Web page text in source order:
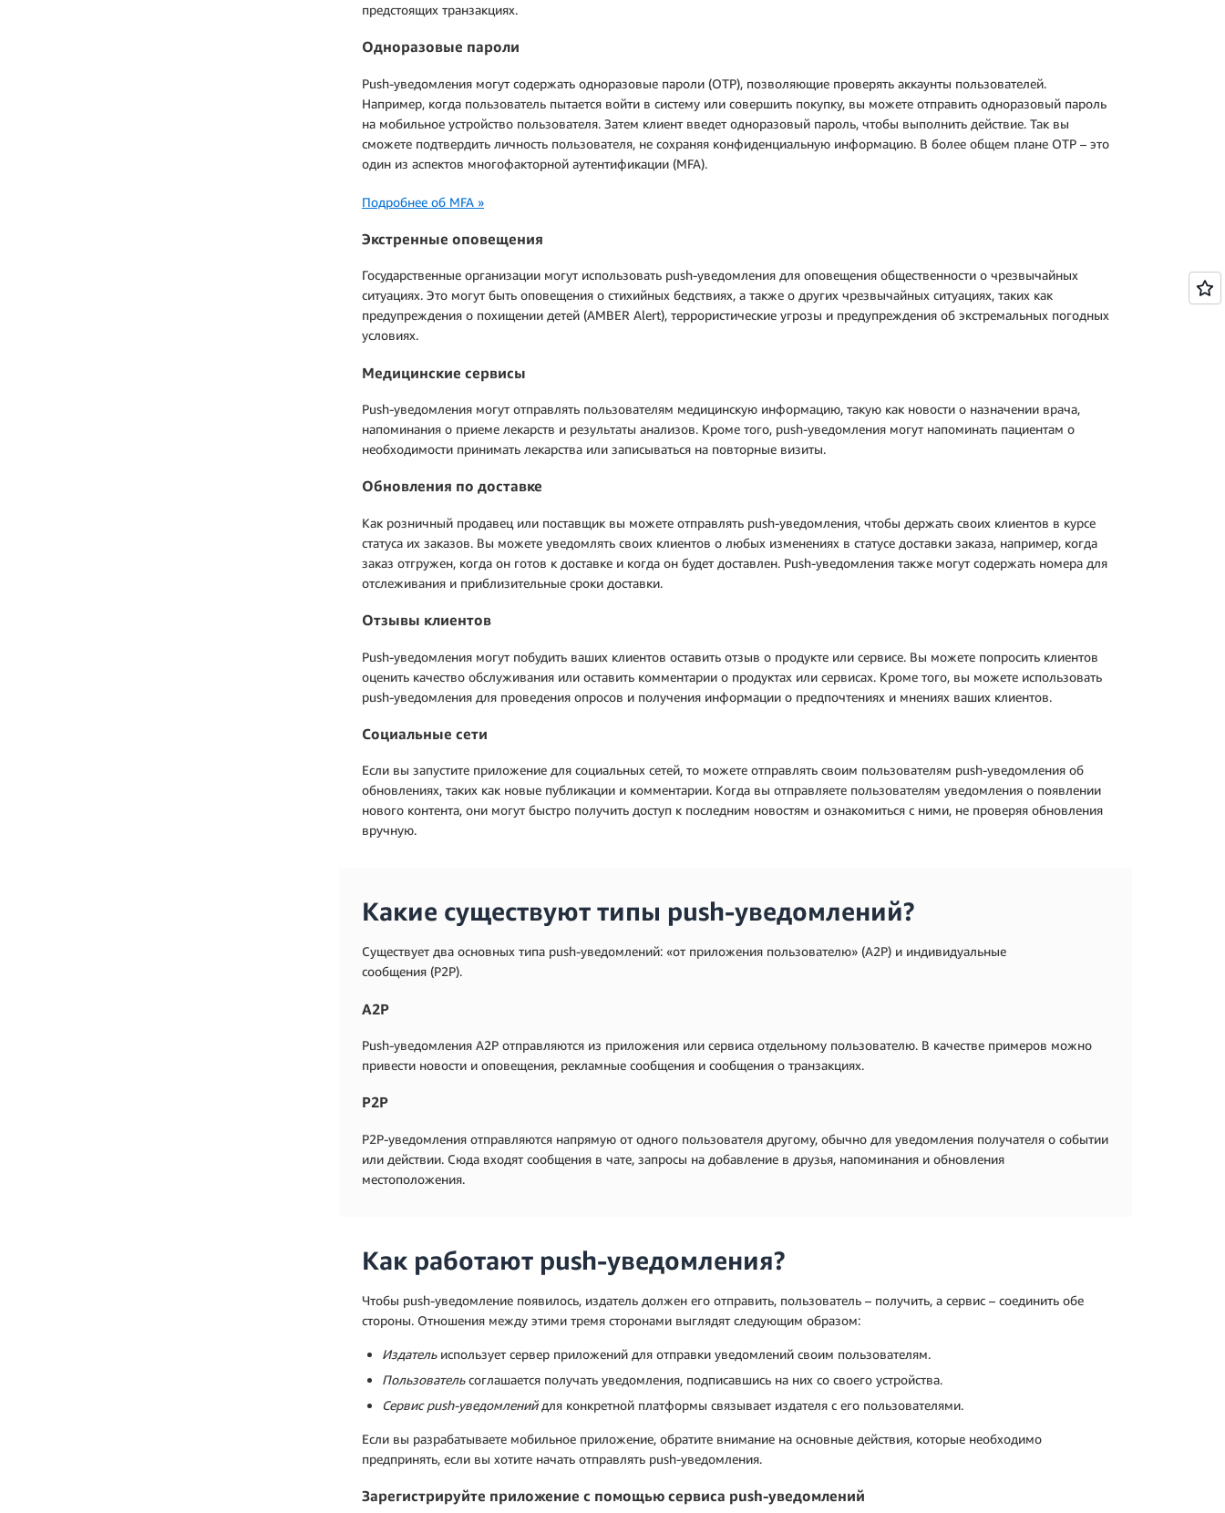
предстоящих транзакциях.
Одноразовые пароли
Push-уведомления могут содержать одноразовые пароли (OTP), позволяющие проверять аккаунты пользователей.
Например, когда пользователь пытается войти в систему или совершить покупку, вы можете отправить одноразовый пароль
на мобильное устройство пользователя. Затем клиент введет одноразовый пароль, чтобы выполнить действие. Так вы
сможете подтвердить личность пользователя, не сохраняя конфиденциальную информацию. В более общем плане OTP – это
один из аспектов многофакторной аутентификации (MFA).
Подробнее об MFA »
Экстренные оповещения
Государственные организации могут использовать push-уведомления для оповещения общественности о чрезвычайных
ситуациях. Это могут быть оповещения о стихийных бедствиях, а также о других чрезвычайных ситуациях, таких как
предупреждения о похищении детей (AMBER Alert), террористические угрозы и предупреждения об экстремальных погодных
условиях.
Медицинские сервисы
Push-уведомления могут отправлять пользователям медицинскую информацию, такую как новости о назначении врача,
напоминания о приеме лекарств и результаты анализов. Кроме того, push-уведомления могут напоминать пациентам о
необходимости принимать лекарства или записываться на повторные визиты.
Обновления по доставке
Как розничный продавец или поставщик вы можете отправлять push-уведомления, чтобы держать своих клиентов в курсе
статуса их заказов. Вы можете уведомлять своих клиентов о любых изменениях в статусе доставки заказа, например, когда
заказ отгружен, когда он готов к доставке и когда он будет доставлен. Push-уведомления также могут содержать номера для
отслеживания и приблизительные сроки доставки.
Отзывы клиентов
Push-уведомления могут побудить ваших клиентов оставить отзыв о продукте или сервисе. Вы можете попросить клиентов
оценить качество обслуживания или оставить комментарии о продуктах или сервисах. Кроме того, вы можете использовать
push-уведомления для проведения опросов и получения информации о предпочтениях и мнениях ваших клиентов.
Социальные сети
Если вы запустите приложение для социальных сетей, то можете отправлять своим пользователям push-уведомления об
обновлениях, таких как новые публикации и комментарии. Когда вы отправляете пользователям уведомления о появлении
нового контента, они могут быстро получить доступ к последним новостям и ознакомиться с ними, не проверяя обновления
вручную.
Какие существуют типы push-уведомлений?
Существует два основных типа push-уведомлений: «от приложения пользователю» (A2P) и индивидуальные
сообщения (P2P).
A2P
Push-уведомления A2P отправляются из приложения или сервиса отдельному пользователю. В качестве примеров можно
привести новости и оповещения, рекламные сообщения и сообщения о транзакциях.
P2P
P2P-уведомления отправляются напрямую от одного пользователя другому, обычно для уведомления получателя о событии
или действии. Сюда входят сообщения в чате, запросы на добавление в друзья, напоминания и обновления
местоположения.
Как работают push-уведомления?
Чтобы push-уведомление появилось, издатель должен его отправить, пользователь – получить, а сервис – соединить обе
стороны. Отношения между этими тремя сторонами выглядят следующим образом:
Издательиспользует сервер приложений для отправки уведомлений своим пользователям.
Пользовательсоглашается получать уведомления, подписавшись на них со своего устройства.
Сервис push-уведомленийдля конкретной платформы связывает издателя с его пользователями.
Если вы разрабатываете мобильное приложение, обратите внимание на основные действия, которые необходимо
предпринять, если вы хотите начать отправлять push-уведомления.
Зарегистрируйте приложение с помощью сервиса push-уведомлений